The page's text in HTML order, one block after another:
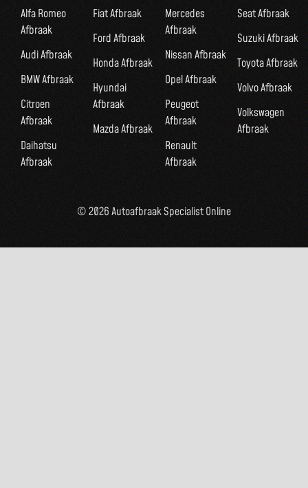
Alfa Romeo
Afbraak
Audi Afbraak
BMW Afbraak
Citroen
Afbraak
Daihatsu
Afbraak
Fiat Afbraak
Ford Afbraak
Honda Afbraak
Hyundai
Afbraak
Mazda Afbraak
Mercedes
Afbraak
Nissan Afbraak
Opel Afbraak
Peugeot
Afbraak
Renault
Afbraak
Seat Afbraak
Suzuki Afbraak
Toyota Afbraak
Volvo Afbraak
Volkswagen
Afbraak
© 2026 Autoafbraak Specialist Online